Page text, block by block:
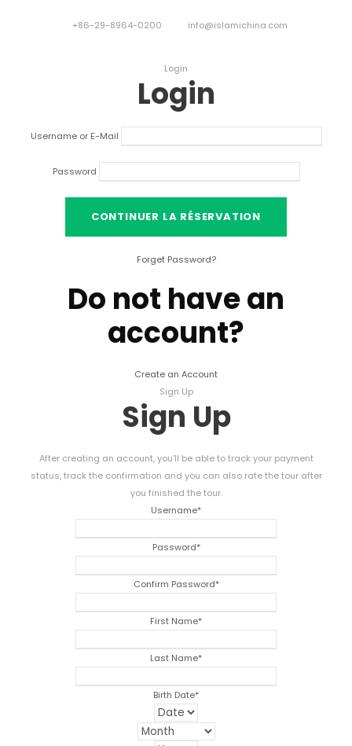
+86-29-8964-0200 info@islamichina.com
Login
Login
Username or E-Mail
Password
Forget Password?
Do not have an
account?
Create an Account
Sign Up
Sign Up
After creating an account,you'll be able to track your payment
status,track the confirmation and you can also rate the tour after
you finished the tour.
Username*
Password*
Confirm Password*
First Name*
Last Name*
Birth Date*